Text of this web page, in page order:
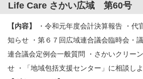
Life Care さかい広域 第60号
【内容】
・令和元年度会計決算報告 ・代
知らせ ・第６７回広域連合議会臨時会・
連合議会定例会一般質問 ・さかいクリー
せ ・「地域包括支援センター」に相談し